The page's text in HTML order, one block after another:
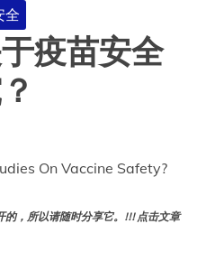
全
疫苗安全
On Vaccine Safety?
的，所以请随时分享它。!!! 点击文章